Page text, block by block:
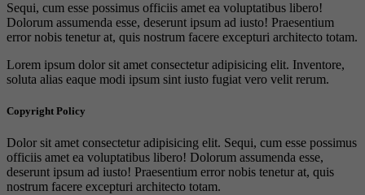
Sequi, cum esse possimus officiis amet ea voluptatibus libero!
Dolorum assumenda esse, deserunt ipsum ad iusto! Praesentium
error nobis tenetur at, quis nostrum facere excepturi architecto totam.
Lorem ipsum dolor sit amet consectetur adipisicing elit. Inventore,
soluta alias eaque modi ipsum sint iusto fugiat vero velit rerum.
Copyright Policy
Dolor sit amet consectetur adipisicing elit. Sequi, cum esse possimus
officiis amet ea voluptatibus libero! Dolorum assumenda esse,
deserunt ipsum ad iusto! Praesentium error nobis tenetur at, quis
nostrum facere excepturi architecto totam.